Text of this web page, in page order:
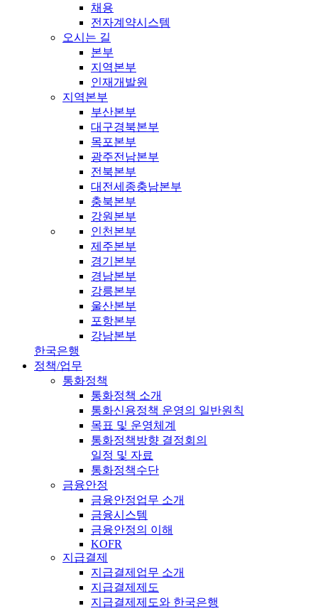
채용
전자계약시스템
오시는 길
본부
지역본부
인재개발원
지역본부
부산본부
대구경북본부
목포본부
광주전남본부
전북본부
대전세종충남본부
충북본부
강원본부
인천본부
제주본부
경기본부
경남본부
강릉본부
울산본부
포항본부
강남본부
한국은행
정책/업무
통화정책
통화정책 소개
통화신용정책 운영의 일반원칙
목표 및 운영체계
통화정책방향 결정회의
일정 및 자료
통화정책수단
금융안정
금융안정업무 소개
금융시스템
금융안정의 이해
KOFR
지급결제
지급결제업무 소개
지급결제제도
지급결제제도와 한국은행